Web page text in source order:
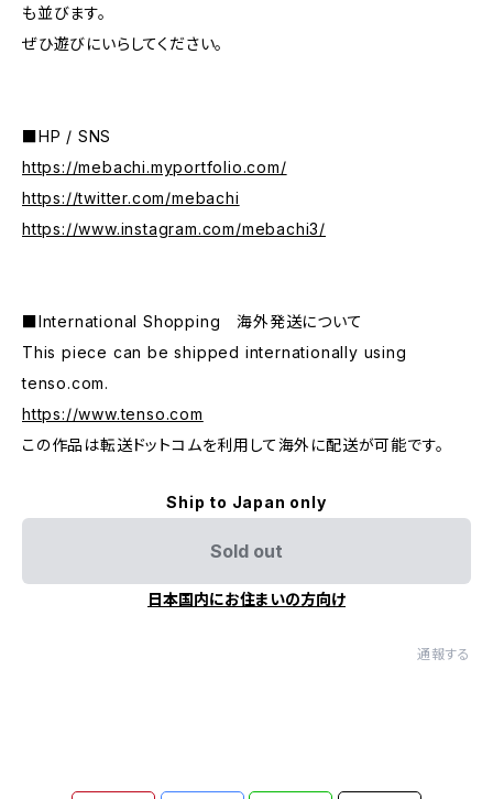
も並びます。
ぜひ遊びにいらしてください。
■HP / SNS
https://mebachi.myportfolio.com/
https://twitter.com/mebachi
https://www.instagram.com/mebachi3/
■International Shopping 海外発送について
This piece can be shipped internationally using
tenso.com.
https://www.tenso.com
この作品は転送ドットコムを利用して海外に配送が可能です。
Ship to Japan only
Sold out
日本国内にお住まいの方向け
通報する